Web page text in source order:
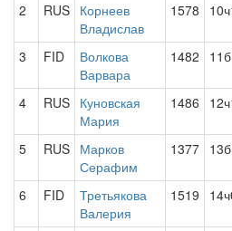
2 RUS Корнеев
Владислав
1578
3 FID
Волкова
Варвара
1482
4 RUS Куновская
Мария
1486
5 RUS Марков
Серафим
1377
6 FID
Третьякова
Валерия
1519